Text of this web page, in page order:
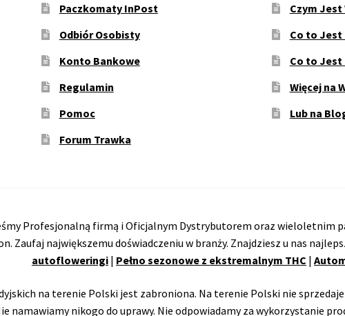
Paczkomaty InPost
Odbiór Osobisty
Konto Bankowe
Regulamin
Pomoc
Forum Trawka
Czym Jest
Co to Jest
Co to Jest
Więcej na
Lub na
Profesjonalną firmą i Oficjalnym Dystrybutorem oraz wieloletnim
Zaufaj największemu doświadczeniu w branży. Znajdziesz u nas
autofloweringi | Pełno sezonowe z ekstremalnym THC |
na terenie Polski jest zabroniona. Na terenie Polski nie
namawiamy nikogo do uprawy. Nie odpowiadamy za wykorzystanie